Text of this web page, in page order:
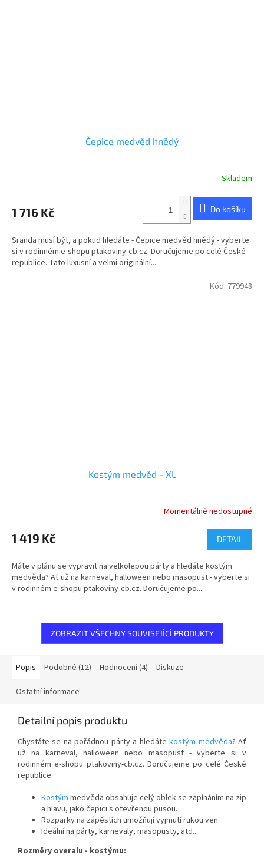
Čepice medvěd hnědý
je
z
5
hvězdiček.
Skladem
1 716 Kč Do košíku
Sranda musí být, a pokud hledáte - Čepice medvěd hnědý - vyberte
si v rodinném e-shopu ptakoviny-cb.cz. Doručujeme po celé České
republice. Tato luxusní a velmi originální...
Kostým medvěd - XL
Momentálně nedostupné
1 419 Kč DETAIL
Máte v plánu se vypravit na velkolepou párty a hledáte kostým
medvěda? Ať už na karneval, halloween nebo masopust - vyberte si
v rodinném e-shopu ptakoviny-cb.cz. Doručujeme po...
Kód: 779948
ZOBRAZIT VŠECHNY SOUVISEJÍCÍ PRODUKTY
Popis Podobné (12) Hodnocení (4) Diskuze
Ostatní informace
Detailní popis produktu
Chystáte se na pořádnou párty a hledátekostým medvěda? Ať
už na karneval, halloween nebo masopust - vyberte si v
rodinném e-shopu ptakoviny-cb.cz. Doručujeme po celé České
republice.
Kostýmmedvěda obsahuje celý oblek se zapínáním na zip
a hlavu, jako čepici s otevřenou pusou.
Rozparky na zápěstích umožňují vyjmutí rukou ven.
Ideální na párty, karnevaly, masopusty, atd...
Rozměry overalu - kostýmu: